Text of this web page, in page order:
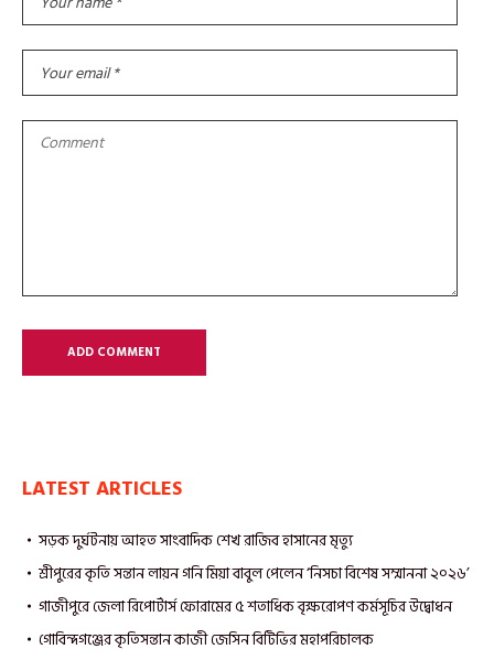
LATEST ARTICLES
সড়ক দুর্ঘটনায় আহত সাংবাদিক শেখ রাজিব হাসানের মৃত্যু
শ্রীপুরের কৃতি সন্তান লায়ন গনি মিয়া বাবুল পেলেন ‘নিসচা বিশেষ সম্মাননা ২০২৬’
গাজীপুরে জেলা রিপোর্টার্স ফোরামের ৫ শতাধিক বৃক্ষরোপণ কর্মসূচির উদ্বোধন
গোবিন্দগঞ্জের কৃতিসন্তান কাজী জেসিন বিটিভির মহাপরিচালক